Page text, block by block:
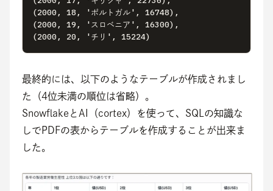
(2000, 18, 'ポルトガル', 16748),
(2000, 19, 'スロベニア', 16300),
(2000, 20, 'チリ', 15224)
最終的には、以下のようなテーブルが作成されまし
た（4位未満の順位は省略）。
SnowflakeとAI（cortex）を使って、SQLの知識な
しでPDFの表からテーブルを作成することが出来ま
した。